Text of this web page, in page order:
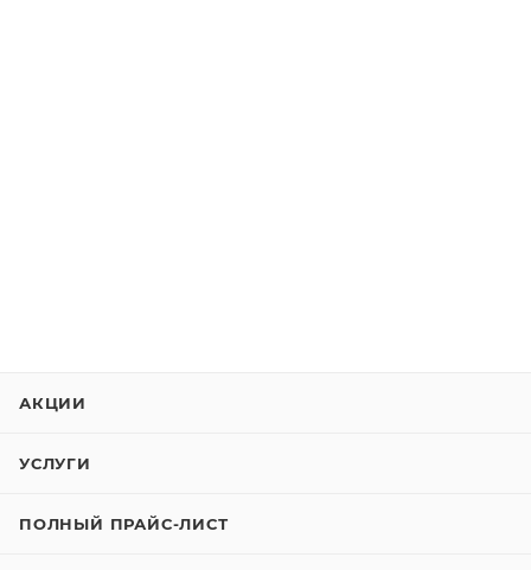
АКЦИИ
УСЛУГИ
ПОЛНЫЙ ПРАЙС-ЛИСТ